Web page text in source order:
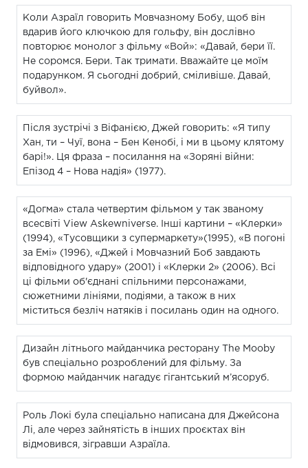
Коли Азраїл говорить Мовчазному Бобу, щоб він
вдарив його ключкою для гольфу, він дослівно
повторює монолог з фільму «Вой»: «Давай, бери її.
Не соромся. Бери. Так тримати. Вважайте це моїм
подарунком. Я сьогодні добрий, сміливіше. Давай,
буйвол».
Після зустрічі з Віфанією, Джей говорить: «Я типу
Хан, ти – Чуї, вона – Бен Кенобі, і ми в цьому клятому
барі!». Ця фраза – посилання на «Зоряні війни:
Епізод 4 – Нова надія» (1977).
«Догма» стала четвертим фільмом у так званому
всесвіті View Askewniverse. Інші картини – «Клерки»
(1994), «Тусовщики з супермаркету»(1995), «В погоні
за Емі» (1996), «Джей і Мовчазний Боб завдають
відповідного удару» (2001) і «Клерки 2» (2006). Всі
ці фільми об'єднані спільними персонажами,
сюжетними лініями, подіями, а також в них
міститься безліч натяків і посилань один на одного.
Дизайн літнього майданчика ресторану The Mooby
був спеціально розроблений для фільму. За
формою майданчик нагадує гігантський м’ясоруб.
Роль Локі була спеціально написана для Джейсона
Лі, але через зайнятість в інших проєктах він
відмовився, зігравши Азраїла.